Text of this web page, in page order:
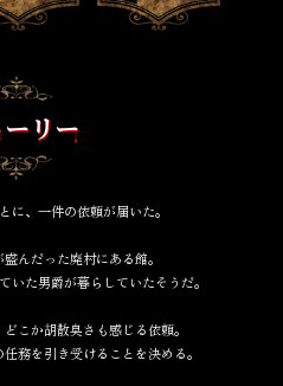
に、一件の依頼が届いた。
んだった廃村にある館。
いた男爵が暮らしていたそうだ。
こか胡散臭さも感じる依頼。
務を引き受けることを決める。